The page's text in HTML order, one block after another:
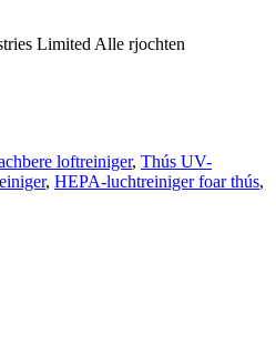
Limited Alle rjochten
loftreiniger, Thús UV-
, HEPA-luchtreiniger foar thús,